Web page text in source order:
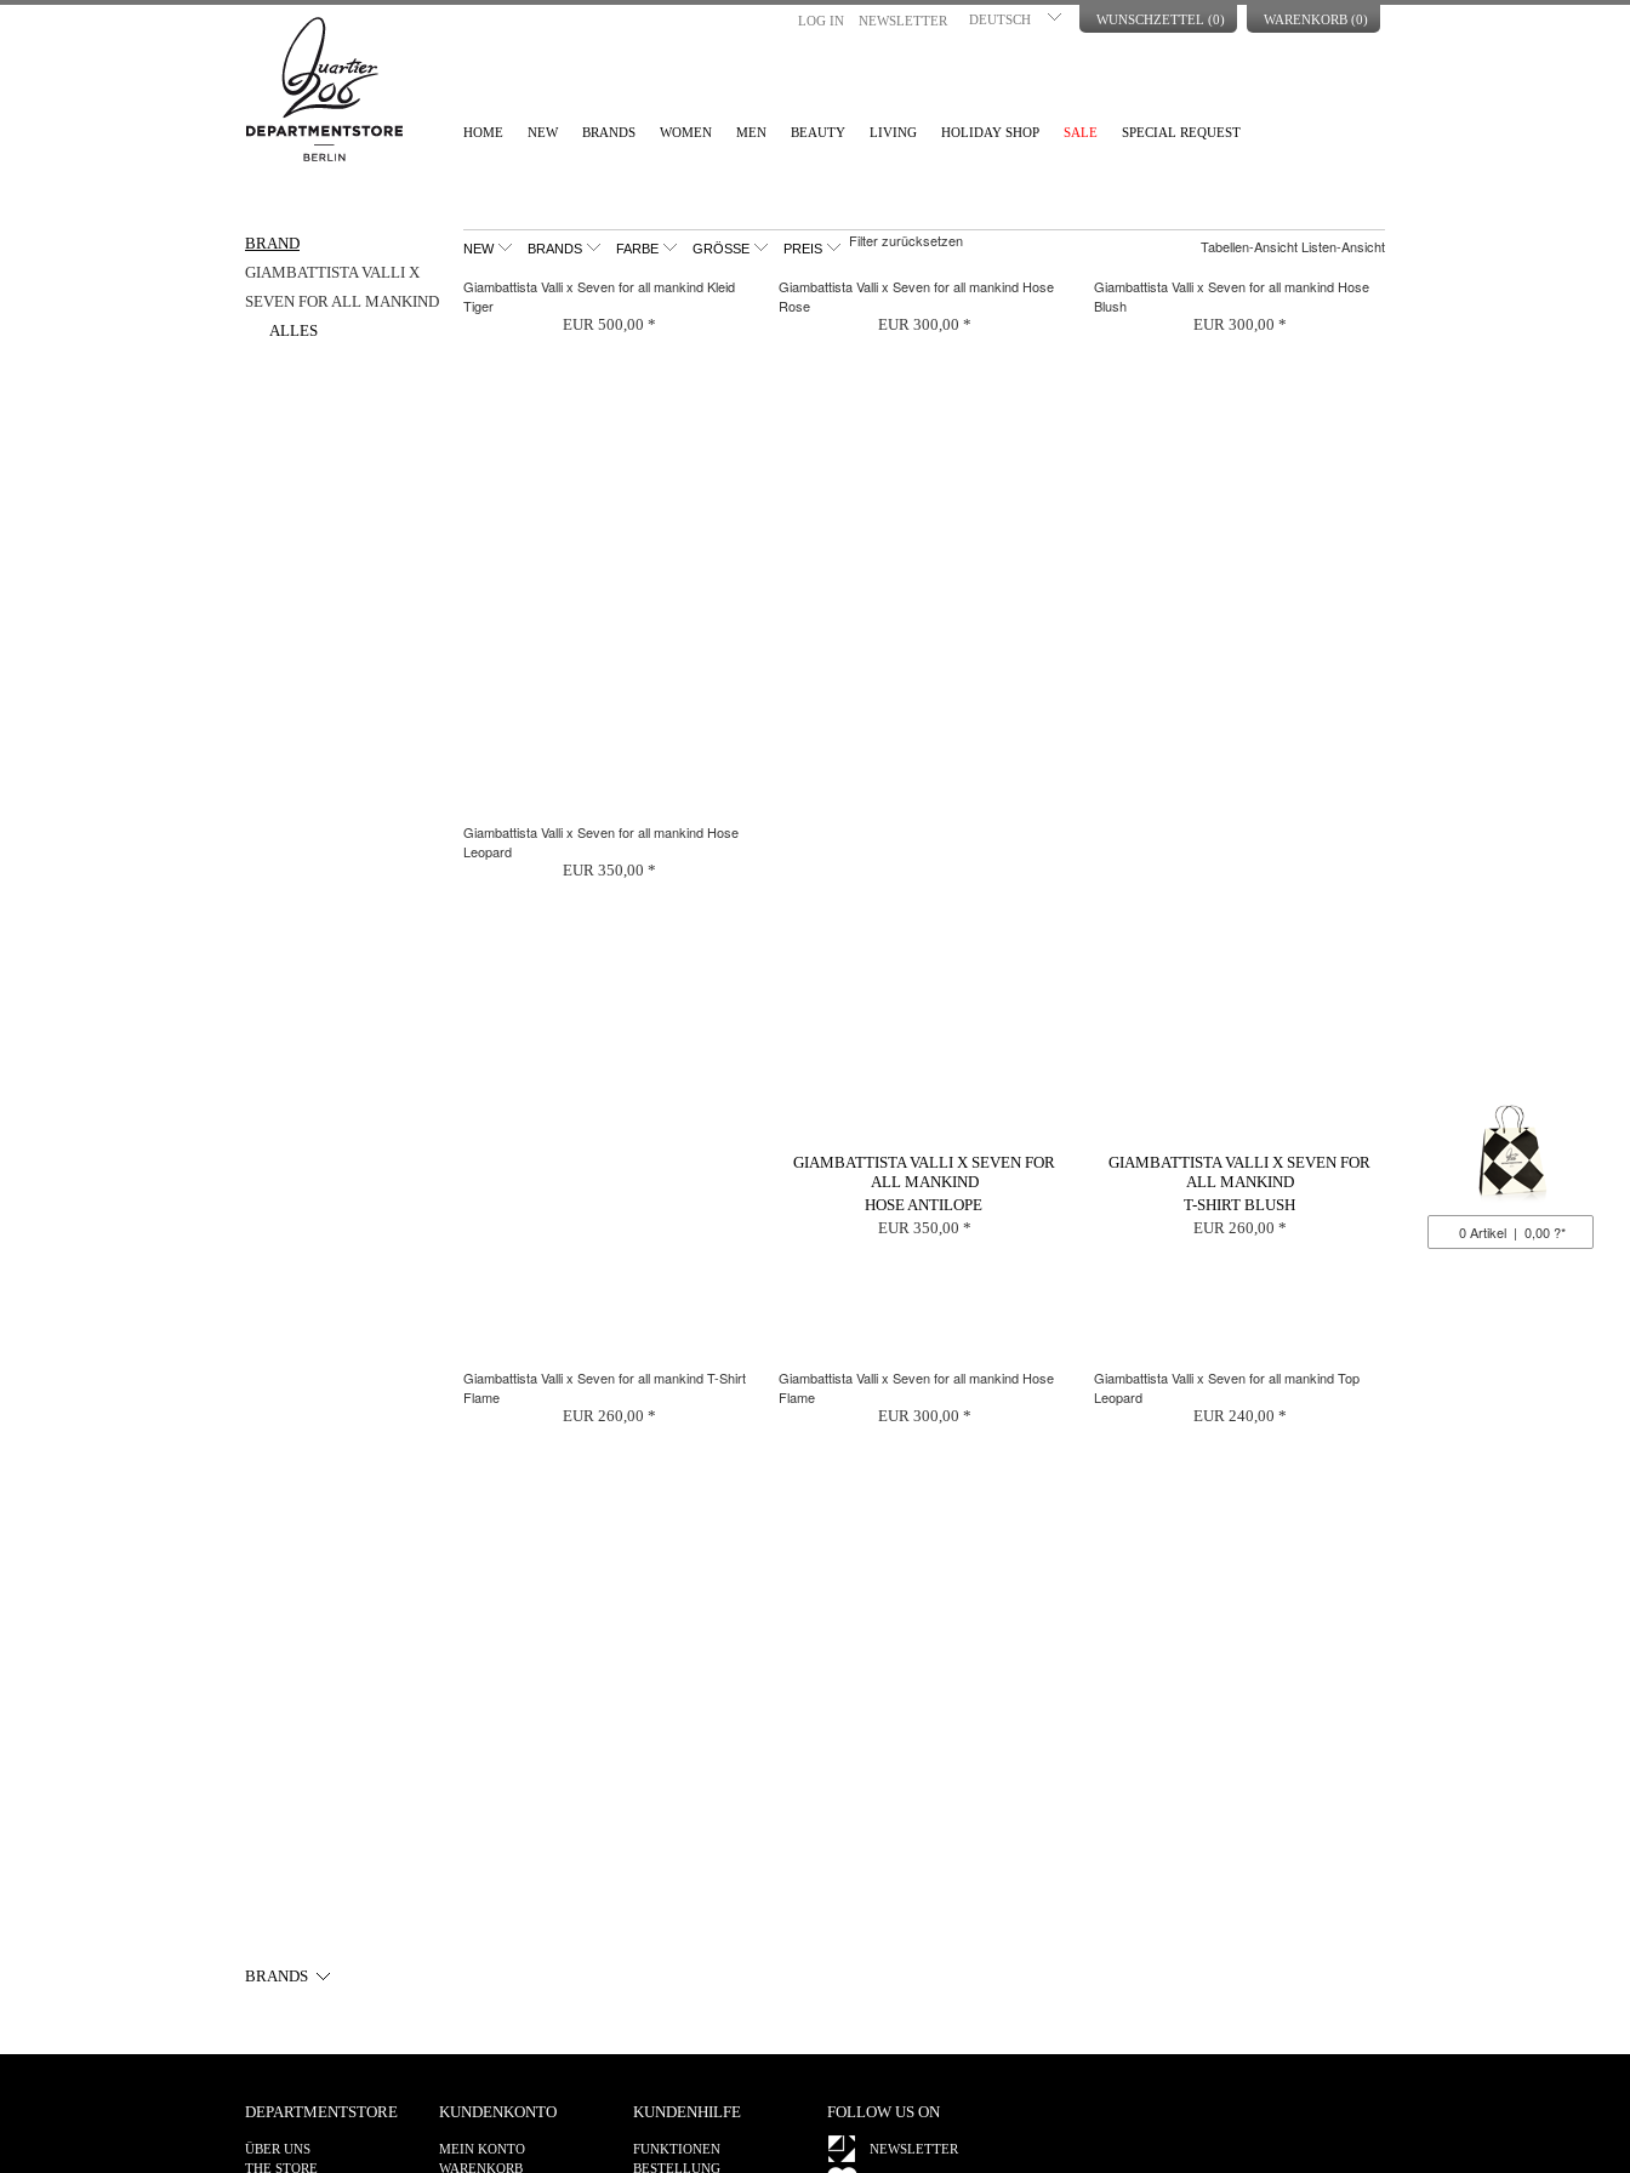
LOG IN NEWSLETTER DEUTSCH WUNSCHZETTEL (0) WARENKORB (0)
0Artikel | 0,00 ?*
HOME NEW BRANDS WOMEN MEN BEAUTY LIVING HOLIDAY SHOP SALE SPECIAL REQUEST
BRAND
GIAMBATTISTA VALLI X
SEVEN FOR ALL MANKIND
ALLES
NEW BRANDS FARBE GRÖSSE PREIS Filter zurücksetzen Tabellen-Ansicht Listen-Ansicht
Giambattista Valli x Seven for all mankind Kleid
Tiger
EUR 500,00 *
Giambattista Valli x Seven for all mankind Hose
Rose
EUR 300,00 *
Giambattista Valli x Seven for all mankind Hose
Blush
EUR 300,00 *
Giambattista Valli x Seven for all mankind Hose
Leopard
EUR 350,00 *
GIAMBATTISTA VALLI X SEVEN FOR
ALL MANKIND
HOSE ANTILOPE
EUR 350,00 *
GIAMBATTISTA VALLI X SEVEN FOR
ALL MANKIND
T-SHIRT BLUSH
EUR 260,00 *
Giambattista Valli x Seven for all mankind T-Shirt
Flame
EUR 260,00 *
Giambattista Valli x Seven for all mankind Hose
Flame
EUR 300,00 *
Giambattista Valli x Seven for all mankind Top
Leopard
EUR 240,00 *
BRANDS
DEPARTMENTSTORE
ÜBER UNS
THE STORE
KUNDENKONTO
MEIN KONTO
WARENKORB
KUNDENHILFE
FUNKTIONEN
BESTELLUNG
FOLLOW US ON
NEWSLETTER